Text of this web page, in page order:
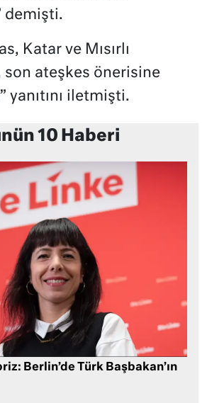
demişti.
Katar ve Mısırlı
ateşkes önerisine
yanıtını iletmişti.
10 Haberi
Berlin’de Türk Başbakan’ın